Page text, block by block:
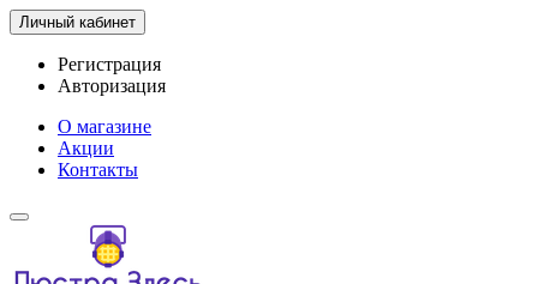
Личный кабинет
Регистрация
Авторизация
О магазине
Акции
Контакты